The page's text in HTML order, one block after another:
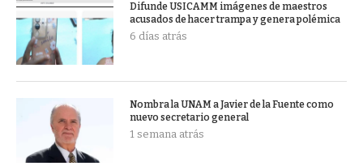
Difunde USICAMM imágenes de maestros
acusados de hacer trampa y genera polémica
6 días atrás
Nombra la UNAM a Javier de la Fuente como
nuevo secretario general
1 semana atrás